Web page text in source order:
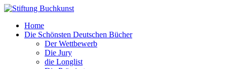
Home
Die Schönsten Deutschen Bücher
Der Wettbewerb
Die Jury
die Longlist